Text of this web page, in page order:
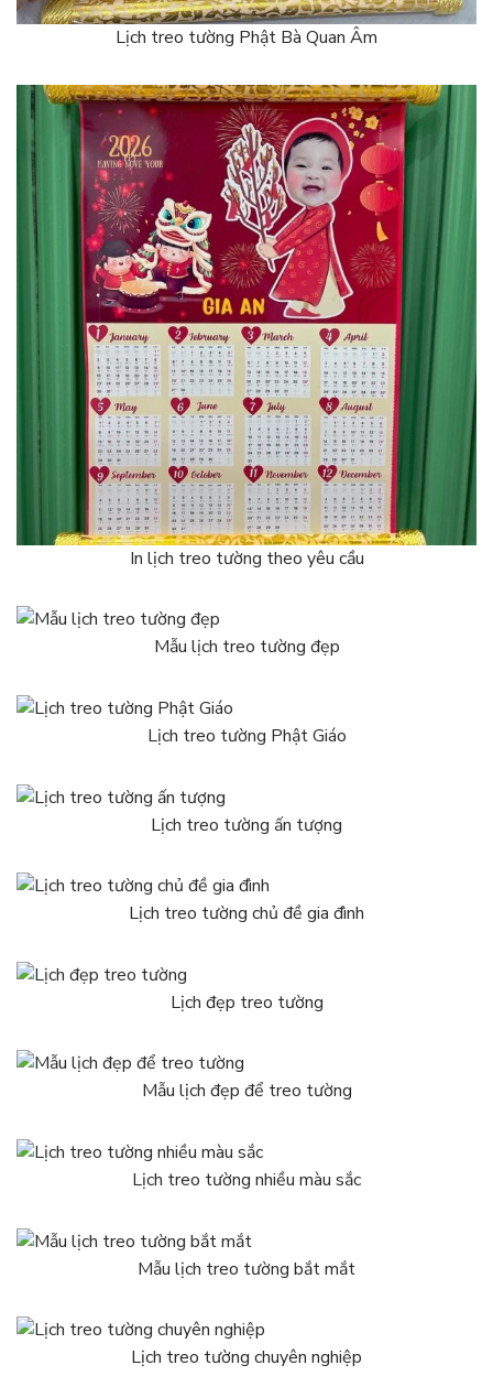
Lịch treo tường Phật Bà Quan Âm
In lịch treo tường theo yêu cầu
Mẫu lịch treo tường đẹp
Lịch treo tường Phật Giáo
Lịch treo tường ấn tượng
Lịch treo tường chủ đề gia đình
Lịch đẹp treo tường
Mẫu lịch đẹp để treo tường
Lịch treo tường nhiều màu sắc
Mẫu lịch treo tường bắt mắt
Lịch treo tường chuyên nghiệp